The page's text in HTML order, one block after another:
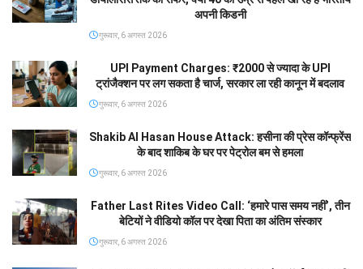
अपनी किडनी
गुरूवार, 6 अगस्त 2026
UPI Payment Charges: ₹2000 से ज्यादा के UPI
ट्रांजैक्शन पर लग सकता है चार्ज, सरकार ला रही कानून में बदलाव
गुरूवार, 6 अगस्त 2026
Shakib Al Hasan House Attack: हसीना की प्रेस कॉन्फ्रेंस
के बाद शाकिब के घर पर पेट्रोल बम से हमला
गुरूवार, 6 अगस्त 2026
Father Last Rites Video Call: ‘हमारे पास समय नहीं’, तीन
बेटियों ने वीडियो कॉल पर देखा पिता का अंतिम संस्कार
गुरूवार, 6 अगस्त 2026